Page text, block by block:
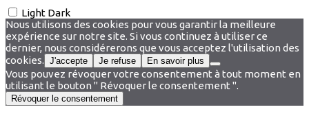
Light Dark
Nous utilisons des cookies pour vous garantir la meilleure
expérience sur notre site. Si vous continuez à utiliser ce
dernier, nous considérerons que vous acceptez l'utilisation des
cookies. J'accepte Je refuse En savoir plus
Vous pouvez révoquer votre consentement à tout moment en
utilisant le bouton " Révoquer le consentement ".
Révoquer le consentement